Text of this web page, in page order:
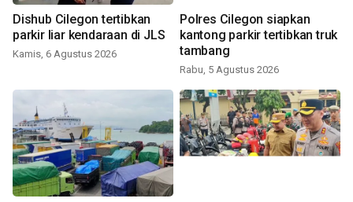
Dishub Cilegon tertibkan
parkir liar kendaraan di JLS
Kamis, 6 Agustus 2026
Polres Cilegon siapkan
kantong parkir tertibkan truk
tambang
Rabu, 5 Agustus 2026